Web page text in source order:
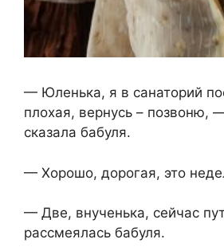
— Юленька, я в санаторий
плохая, вернусь – позвоню,
сказала бабуля.
— Хорошо, дорогая, это
— Две, внученька, сейчас
рассмеялась бабуля.